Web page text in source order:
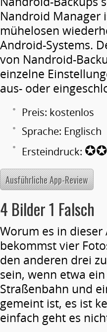
Nandroid Manager
mühelosen
Android-Systems.
von Nandroid-
einzelne
aus- oder
Preis: kostenlos
Sprache: Englisch
Ersteindruck:
Ausführliche App-Review
4 Bilder 1 Falsch
Worum es in
bekommst vier
den anderen drei
sein, wenn etwa
Straßenbahn und
gemeint ist, es ist
einfach geht es